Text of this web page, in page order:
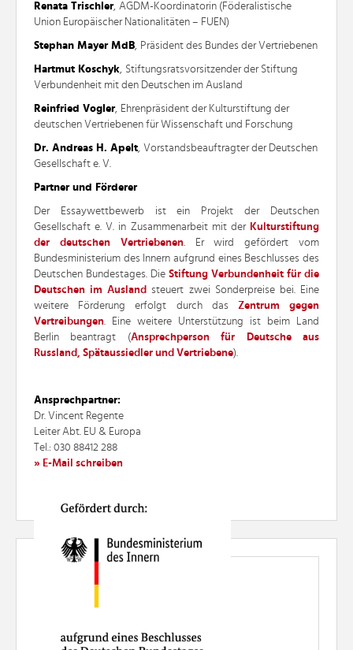
Renata Trischler, AGDM-Koordinatorin (Föderalistische
Union Europäischer Nationalitäten – FUEN)
Stephan Mayer MdB, Präsident des Bundes der Vertriebenen
Hartmut Koschyk, Stiftungsratsvorsitzender der Stiftung
Verbundenheit mit den Deutschen im Ausland
Reinfried Vogler, Ehrenpräsident der Kulturstiftung der
deutschen Vertriebenen für Wissenschaft und Forschung
Dr. Andreas H. Apelt, Vorstandsbeauftragter der Deutschen
Gesellschaft e. V.
Partner und Förderer
Der Essaywettbewerb ist ein Projekt der Deutschen
Gesellschaft e. V. in Zusammenarbeit mit der Kulturstiftung
der deutschen Vertriebenen. Er wird gefördert vom
Bundesministerium des Innern aufgrund eines Beschlusses des
Deutschen Bundestages. Die Stiftung Verbundenheit für die
Deutschen im Ausland
steuert zwei Sonderpreise bei. Eine
weitere Förderung erfolgt durch das Zentrum gegen
Vertreibungen. Eine weitere Unterstützung ist beim Land
Berlin beantragt (Ansprechperson für Deutsche aus
Russland, Spätaussiedler und Vertriebene).
Ansprechpartner:
Dr. Vincent Regente
Leiter Abt. EU & Europa
Tel.: 030 88412 288
» E-Mail schreiben